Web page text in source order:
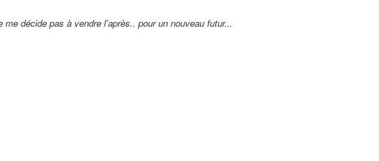
décide pas à vendre l'après.. pour un nouveau futur...